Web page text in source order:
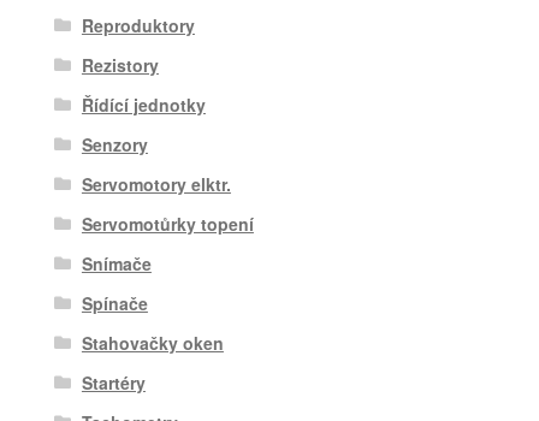
Reproduktory
Rezistory
Řídící jednotky
Senzory
Servomotory elktr.
Servomotůrky topení
Snímače
Spínače
Stahovačky oken
Startéry